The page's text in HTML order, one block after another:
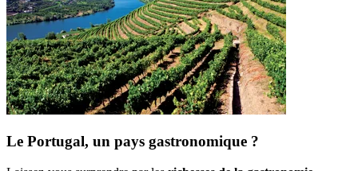
Le Portugal, un pays gastronomique ?